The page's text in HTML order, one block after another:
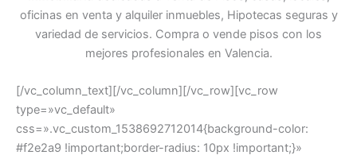
oficinas en venta y alquiler inmuebles, Hipotecas seguras y
variedad de servicios. Compra o vende pisos con los
mejores profesionales en Valencia.
[/vc_column_text][/vc_column][/vc_row][vc_row
type=»vc_default»
css=».vc_custom_1538692712014{background-color:
#f2e2a9 !important;border-radius: 10px !important;}»